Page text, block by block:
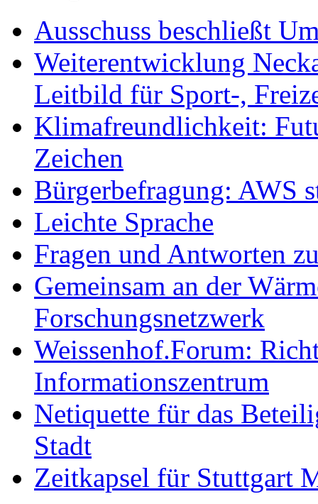
Ausschuss beschließt
Weiterentwicklung
Leitbild für Sport-,
Klimafreundlichkeit:
Zeichen
Bürgerbefragung: AWS
Leichte Sprache
Fragen und Antworten
Gemeinsam an der
Forschungsnetzwerk
Weissenhof.Forum:
Informationszentrum
Netiquette für das
Stadt
Zeitkapsel für Stuttgart